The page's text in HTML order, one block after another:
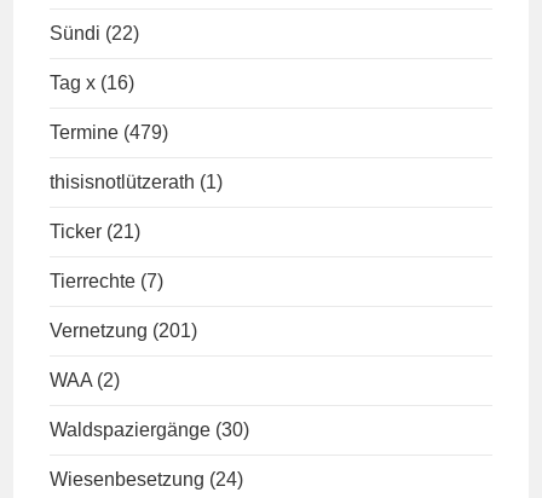
Sündi (22)
Tag x (16)
Termine (479)
thisisnotlützerath (1)
Ticker (21)
Tierrechte (7)
Vernetzung (201)
WAA (2)
Waldspaziergänge (30)
Wiesenbesetzung (24)